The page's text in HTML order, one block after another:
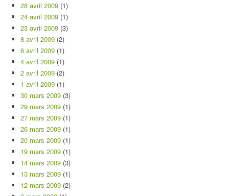
28 avril 2009 (1)
24 avril 2009 (1)
23 avril 2009 (3)
8 avril 2009 (2)
6 avril 2009 (1)
4 avril 2009 (1)
2 avril 2009 (2)
1 avril 2009 (1)
30 mars 2009 (3)
29 mars 2009 (1)
27 mars 2009 (1)
26 mars 2009 (1)
20 mars 2009 (1)
19 mars 2009 (1)
14 mars 2009 (3)
13 mars 2009 (1)
12 mars 2009 (2)